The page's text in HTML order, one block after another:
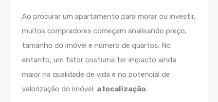
Ao procurar um apartamento para morar ou investir,
muitos compradores começam analisando preço,
tamanho do imóvel e número de quartos. No
entanto, um fator costuma ter impacto ainda
maior na qualidade de vida e no potencial de
valorização do imóvel: a localização.